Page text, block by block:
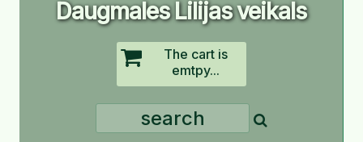
Daugmales Lilijas veikals
The cart is
emtpy...